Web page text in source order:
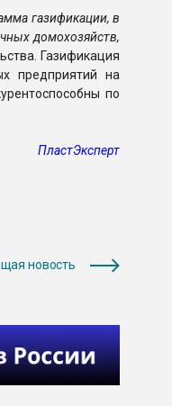
газификации, в
домохозяйств,
Газификация
предприятий на
по
ПластЭксперт
новость